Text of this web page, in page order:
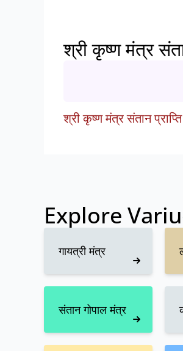
श्री कृष्ण मंत्र
श्री कृष्ण मंत्र संतान
Explore
गायत्री मंत्र
संतान गोपाल मंत्र